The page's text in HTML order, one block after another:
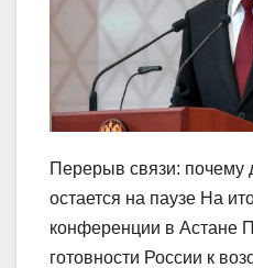
Перерыв связи: почему
остается на паузе На
конференции в Астане
готовности России к